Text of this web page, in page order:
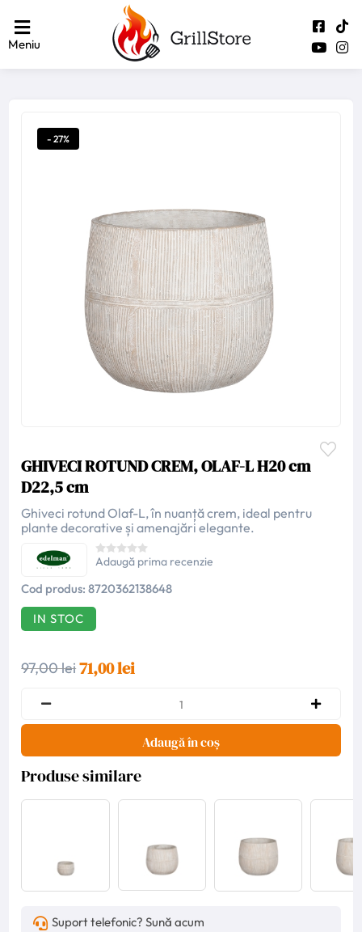
Meniu
- 27%
GHIVECI ROTUND CREM, OLAF-L H20 cm
D22,5 cm
Ghiveci rotund Olaf-L, în nuanță crem, ideal pentru
plante decorative și amenajări elegante.
Adaugă prima recenzie
Cod produs: 8720362138648
IN STOC
97,00 lei71,00 lei
Adaugă în coș
Produse similare
Suport telefonic? Sună acum